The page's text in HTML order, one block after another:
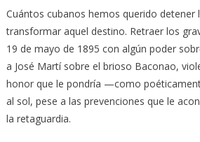
Cuántos cubanos hemos querido detener
transformar aquel destino. Retraer los
19 de mayo de 1895 con algún poder
a José Martí sobre el brioso Baconao,
honor que le pondría —como
al sol, pese a las prevenciones que le
la retaguardia.